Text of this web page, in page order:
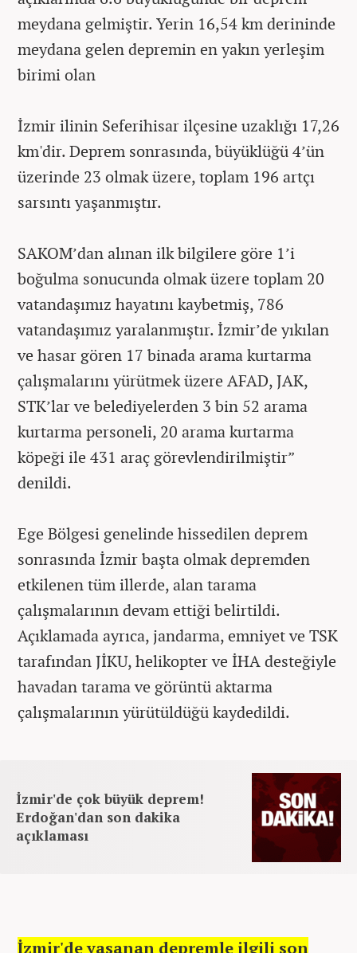
meydana gelmiştir. Yerin 16,54 km derininde
meydana gelen depremin en yakın yerleşim
birimi olan
İzmir ilinin Seferihisar ilçesine uzaklığı 17,26
km'dir. Deprem sonrasında, büyüklüğü 4’ün
üzerinde 23 olmak üzere, toplam 196 artçı
sarsıntı yaşanmıştır.
SAKOM’dan alınan ilk bilgilere göre 1’i
boğulma sonucunda olmak üzere toplam 20
vatandaşımız hayatını kaybetmiş, 786
vatandaşımız yaralanmıştır. İzmir’de yıkılan
ve hasar gören 17 binada arama kurtarma
çalışmalarını yürütmek üzere AFAD, JAK,
STK’lar ve belediyelerden 3 bin 52 arama
kurtarma personeli, 20 arama kurtarma
köpeği ile 431 araç görevlendirilmiştir”
denildi.
Ege Bölgesi genelinde hissedilen deprem
sonrasında İzmir başta olmak depremden
etkilenen tüm illerde, alan tarama
çalışmalarının devam ettiği belirtildi.
Açıklamada ayrıca, jandarma, emniyet ve TSK
tarafından JİKU, helikopter ve İHA desteğiyle
havadan tarama ve görüntü aktarma
çalışmalarının yürütüldüğü kaydedildi.
İzmir'de çok büyük deprem!
Erdoğan'dan son dakika
açıklaması
İzmir'de yaşanan depremle ilgili son